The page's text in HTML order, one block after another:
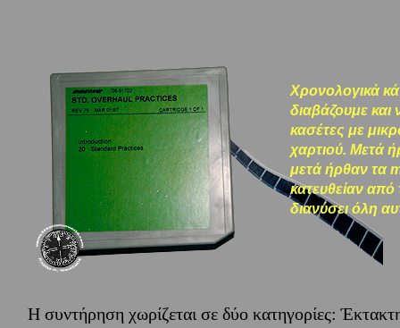
Η συντήρηση χωρίζεται σε δύο κατηγορίες:
Χρονολογικά
διαβάζουμε και
κασέτες με
χαρτιού. Μετά
μετά ήρθαν τα
κατευθείαν
διανύσει όλη